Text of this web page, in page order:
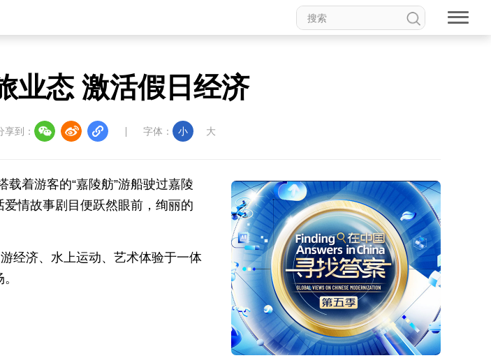
业态 激活假日经济
享到： 字体： 小 大
着游客的“嘉陵舫”游船驶过嘉陵
情故事剧目便跃然眼前，绚丽的
经济、水上运动、艺术体验于一体